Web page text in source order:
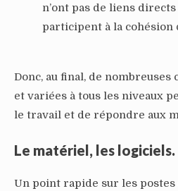
n’ont pas de liens
participent à la cohésion
Donc, au final, de
et variées à tous les niveaux
le travail et de répondre aux
Le matériel, les logiciels.
Un point rapide sur les